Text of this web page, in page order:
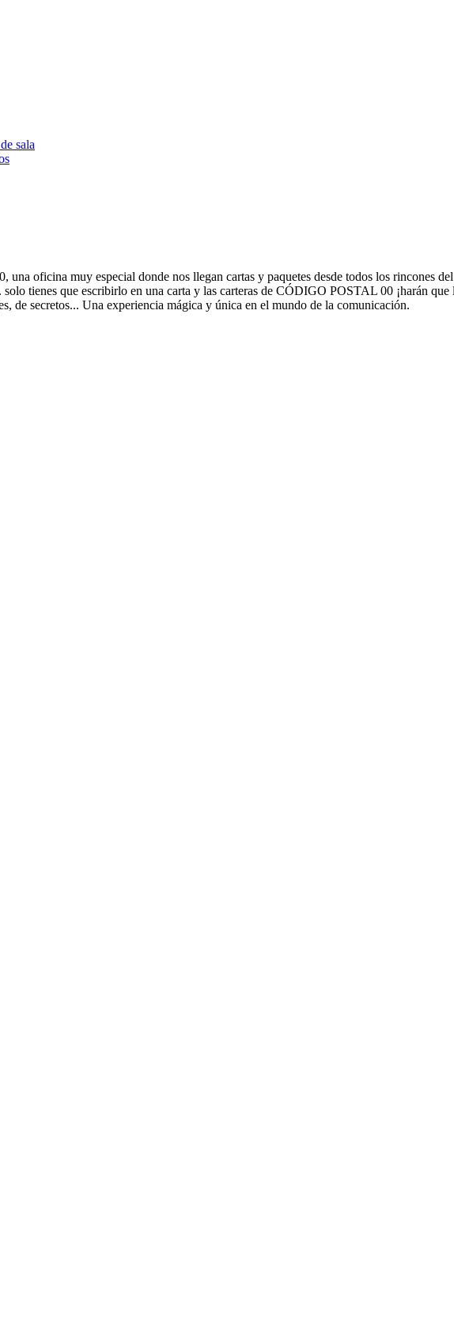
sala
oficina muy especial donde nos llegan cartas y paquetes desde todos los rincones
solo tienes que escribirlo en una carta y las carteras de CÓDIGO POSTAL 00 ¡harán
de secretos... Una experiencia mágica y única en el mundo de la comunicación.